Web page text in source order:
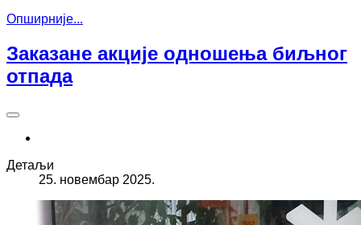
Опширније...
Заказане акције одношења биљног
отпада
Детаљи
25. новембар 2025.